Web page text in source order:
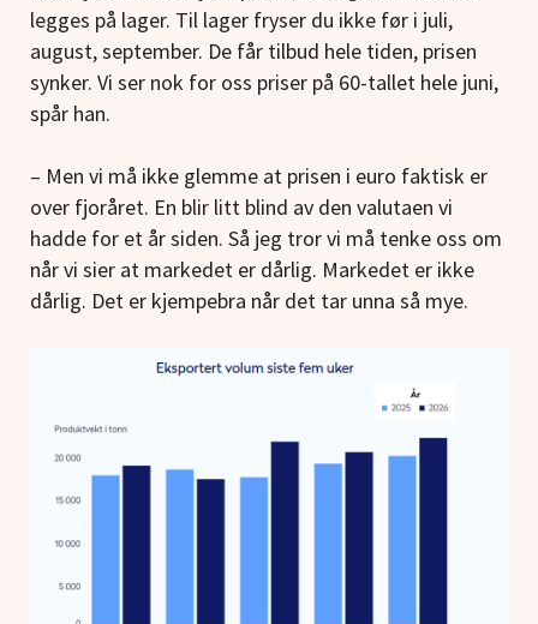
legges på lager. Til lager fryser du ikke før i juli,
august, september. De får tilbud hele tiden, prisen
synker. Vi ser nok for oss priser på 60-tallet hele juni,
spår han.
– Men vi må ikke glemme at prisen i euro faktisk er
over fjoråret. En blir litt blind av den valutaen vi
hadde for et år siden. Så jeg tror vi må tenke oss om
når vi sier at markedet er dårlig. Markedet er ikke
dårlig. Det er kjempebra når det tar unna så mye.